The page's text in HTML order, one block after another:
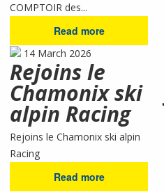
COMPTOIR des...
Read more
14 March 2026
Rejoins le
Chamonix ski
alpin Racing
Rejoins le Chamonix ski alpin
Racing
Read more